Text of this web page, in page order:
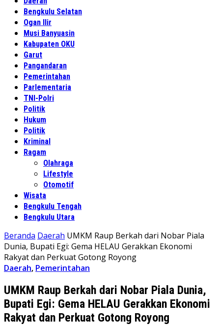
Bengkulu Selatan
Ogan Ilir
Musi Banyuasin
Kabupaten OKU
Garut
Pangandaran
Pemerintahan
Parlementaria
TNI-Polri
Politik
Hukum
Politik
Kriminal
Ragam
Olahraga
Lifestyle
Otomotif
Wisata
Bengkulu Tengah
Bengkulu Utara
Beranda Daerah UMKM Raup Berkah dari Nobar Piala
Dunia, Bupati Egi: Gema HELAU Gerakkan Ekonomi
Rakyat dan Perkuat Gotong Royong
Daerah, Pemerintahan
UMKM Raup Berkah dari Nobar Piala Dunia,
Bupati Egi: Gema HELAU Gerakkan Ekonomi
Rakyat dan Perkuat Gotong Royong